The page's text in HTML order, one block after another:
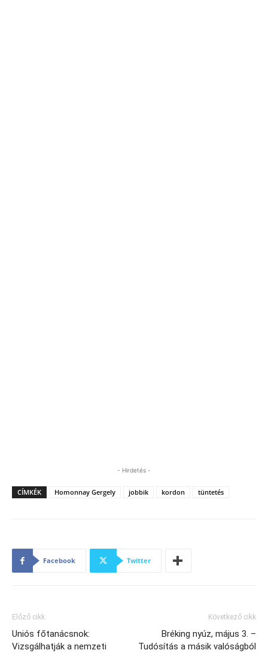
- Hirdetés -
CÍMKÉK Homonnay Gergely jobbik kordon tüntetés
Facebook Twitter
Előző cikk
Uniós főtanácsnok:
Vizsgálhatják a nemzeti
Következő cikk
Bréking nyúz, május 3. –
Tudósítás a másik valóságból